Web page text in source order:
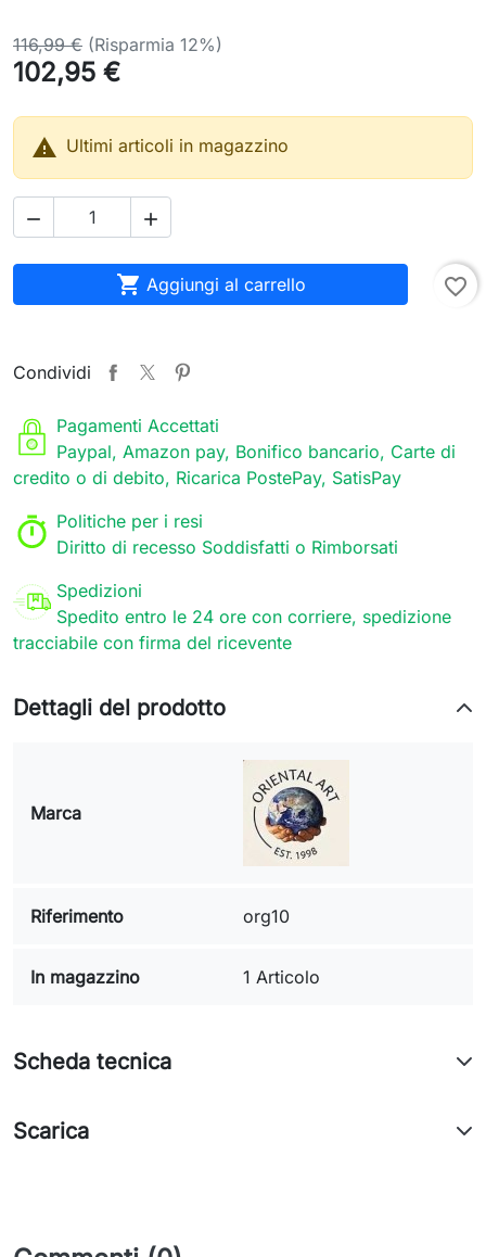
116,99 € (Risparmia 12%)
102,95 €
 Ultimi articoli in magazzino
 
 Aggiungi al carrello favorite_border
Condividi
Pagamenti Accettati
Paypal, Amazon pay, Bonifico bancario, Carte di
credito o di debito, Ricarica PostePay, SatisPay
Politiche per i resi
Diritto di recesso Soddisfatti o Rimborsati
Spedizioni
Spedito entro le 24 ore con corriere, spedizione
tracciabile con firma del ricevente
Dettagli del prodotto
Marca
Riferimento org10
In magazzino 1 Articolo
Scheda tecnica
Scarica